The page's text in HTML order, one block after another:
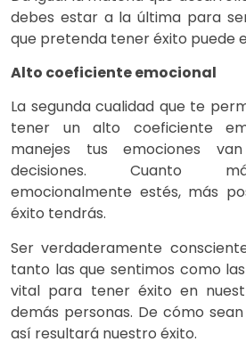
debes estar a la última para
que pretenda tener éxito puede
Alto coeficiente emocional
La segunda cualidad que te
tener un alto coeficiente
manejes tus emociones
decisiones. Cuanto
emocionalmente estés, más
éxito tendrás.
Ser verdaderamente
tanto las que sentimos como
vital para tener éxito en
demás personas. De cómo
así resultará nuestro éxito.